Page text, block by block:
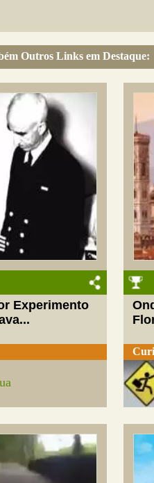
Outros Links em Destaque:
Experimento